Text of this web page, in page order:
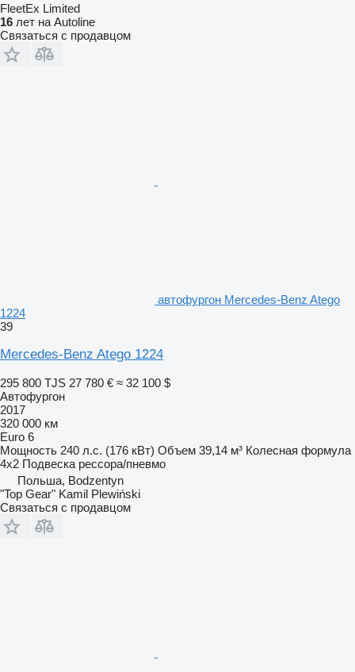
FleetEx Limited
16 лет на Autoline
Связаться с продавцом
автофургон Mercedes-Benz Atego
1224
39
Mercedes-Benz Atego 1224
295 800 TJS 27 780 € ≈ 32 100 $
Автофургон
2017
320 000 км
Euro 6
Мощность 240 л.с. (176 кВт) Объем 39,14 м³ Колесная формула
4x2 Подвеска рессора/пневмо
Польша, Bodzentyn
"Top Gear" Kamil Plewiński
Связаться с продавцом